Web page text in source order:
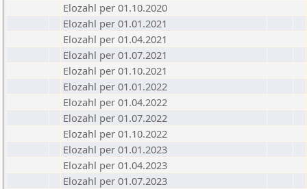
Elozahl per 01.10.2020
Elozahl per 01.01.2021
Elozahl per 01.04.2021
Elozahl per 01.07.2021
Elozahl per 01.10.2021
Elozahl per 01.01.2022
Elozahl per 01.04.2022
Elozahl per 01.07.2022
Elozahl per 01.10.2022
Elozahl per 01.01.2023
Elozahl per 01.04.2023
Elozahl per 01.07.2023